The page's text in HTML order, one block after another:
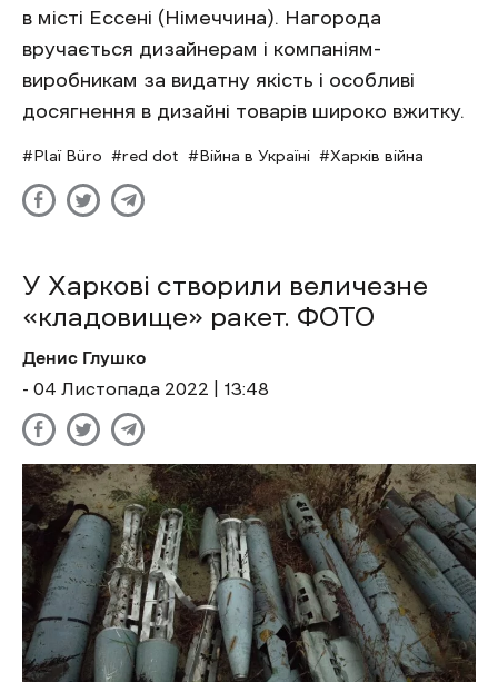
в місті Ессені (Німеччина). Нагорода
вручається дизайнерам і компаніям-
виробникам за видатну якість і особливі
досягнення в дизайні товарів широко вжитку.
Plaї Büro red dot Війна в Україні Харків війна
У Харкові створили величезне
«кладовище» ракет. ФОТО
Денис Глушко
- 04 Листопада 2022 | 13:48